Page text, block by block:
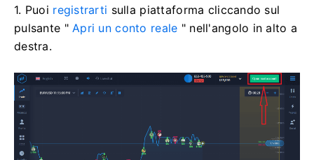
1. Puoi registrarti sulla piattaforma cliccando sul
pulsante " Apri un conto reale " nell'angolo in alto a
destra.